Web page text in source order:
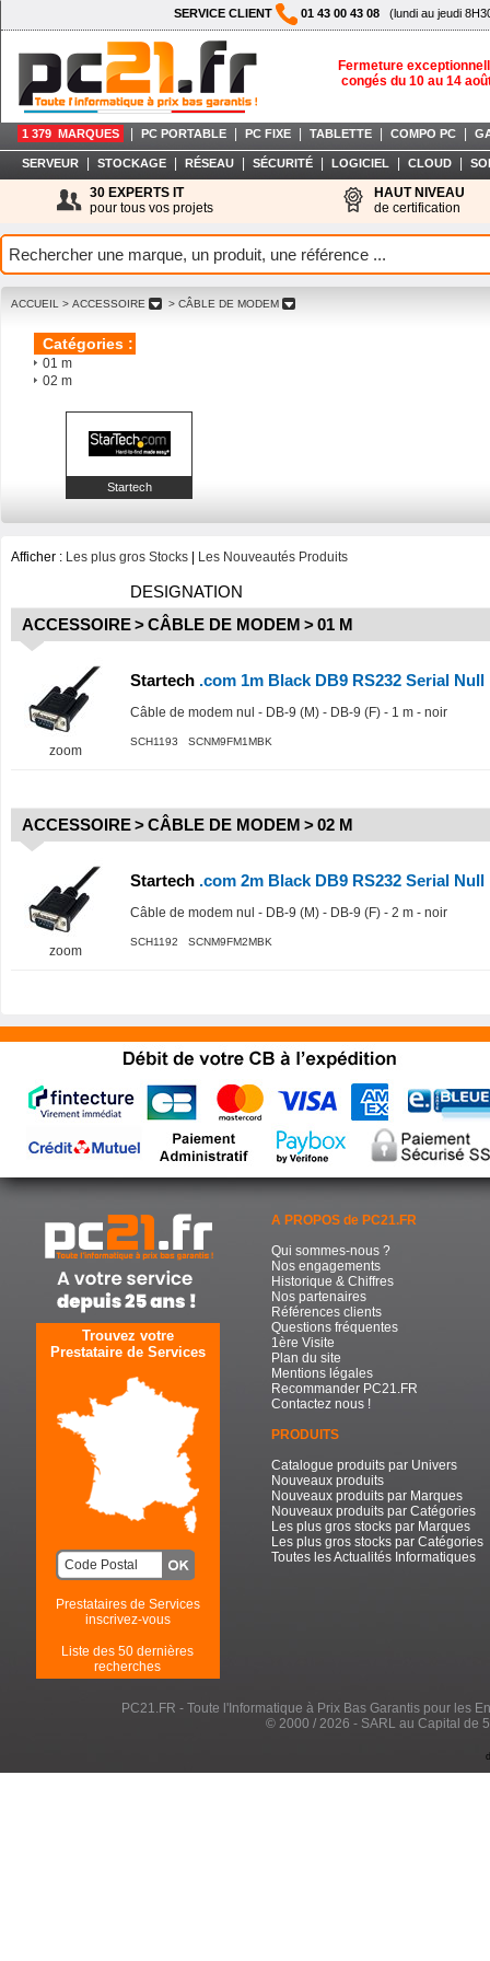
SERVICE CLIENT 01 43 00 43 08 (lundi au jeudi
Fermeture
congés du 10 au 14
1 379 MARQUES PC PORTABLE PC FIXE TABLETTE COMPO PC
SERVEUR STOCKAGE RÉSEAU SÉCURITÉ LOGICIEL CLOUD
30 EXPERTS IT
pour tous vos projets
HAUT NIVEAU
de certification
ACCUEIL > ACCESSOIRE > CÂBLE DE MODEM
Catégories :
01 m
02 m
Startech
Afficher : Les plus gros Stocks Les Nouveautés Produits
DESIGNATION
ACCESSOIRE>CÂBLE DE MODEM >01 M
zoom
Startech .com 1m Black DB9 RS232 Serial
Câble de modem nul - DB-9 (M) - DB-9 (F) - 1 m - noir
SCH1193 SCNM9FM1MBK
ACCESSOIRE>CÂBLE DE MODEM >02 M
zoom
Startech .com 2m Black DB9 RS232 Serial
Câble de modem nul - DB-9 (M) - DB-9 (F) - 2 m - noir
SCH1192 SCNM9FM2MBK
Trouvez votre
Prestataire de Services
Prestataires de Services
inscrivez-vous
Liste des 50 dernières
recherches
A PROPOS de PC21.FR
Qui sommes-nous ?
Nos engagements
Historique & Chiffres
Nos partenaires
Références clients
Questions fréquentes
1ère Visite
Plan du site
Mentions légales
Recommander PC21.FR
Contactez nous !
PRODUITS
Catalogue produits par Univers
Nouveaux produits
Nouveaux produits par Marques
Nouveaux produits par Catégories
Les plus gros stocks par Marques
Les plus gros stocks par Catégories
Toutes les Actualités Informatiques
PC21.FR - Toute l'Informatique à Prix Bas Garantis pour les
© 2000 / 2026 - SARL au Capital de